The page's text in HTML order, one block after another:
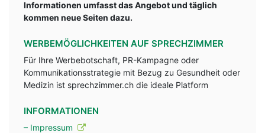
Informationen umfasst das Angebot und täglich
kommen neue Seiten dazu.
WERBEMÖGLICHKEITEN AUF SPRECHZIMMER
Für Ihre Werbebotschaft, PR-Kampagne oder
Kommunikationsstrategie mit Bezug zu Gesundheit oder
Medizin ist sprechzimmer.ch die ideale Platform
INFORMATIONEN
– Impressum